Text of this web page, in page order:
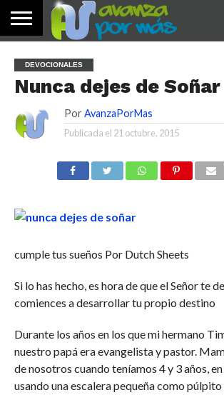
PALABRA
DE HOY
DEVOCIONALES
NOTICIAS
TESTIMONIOS
ORACIONES
SOBRE
NOSOTROS
IMÁGENES
DEVOCIONALES
Nunca dejes de Soñar
Por AvanzaPorMas
Publicada el 21 octubre, 2015
cumple tus sueños Por Dutch Sheets
Si lo has hecho, es hora de que el Señor te
comiences a desarrollar tu propio destino
Durante los años en los que mi hermano
nuestro papá era evangelista y pastor.
de nosotros cuando teníamos 4 y 3 años,
usando una escalera pequeña como